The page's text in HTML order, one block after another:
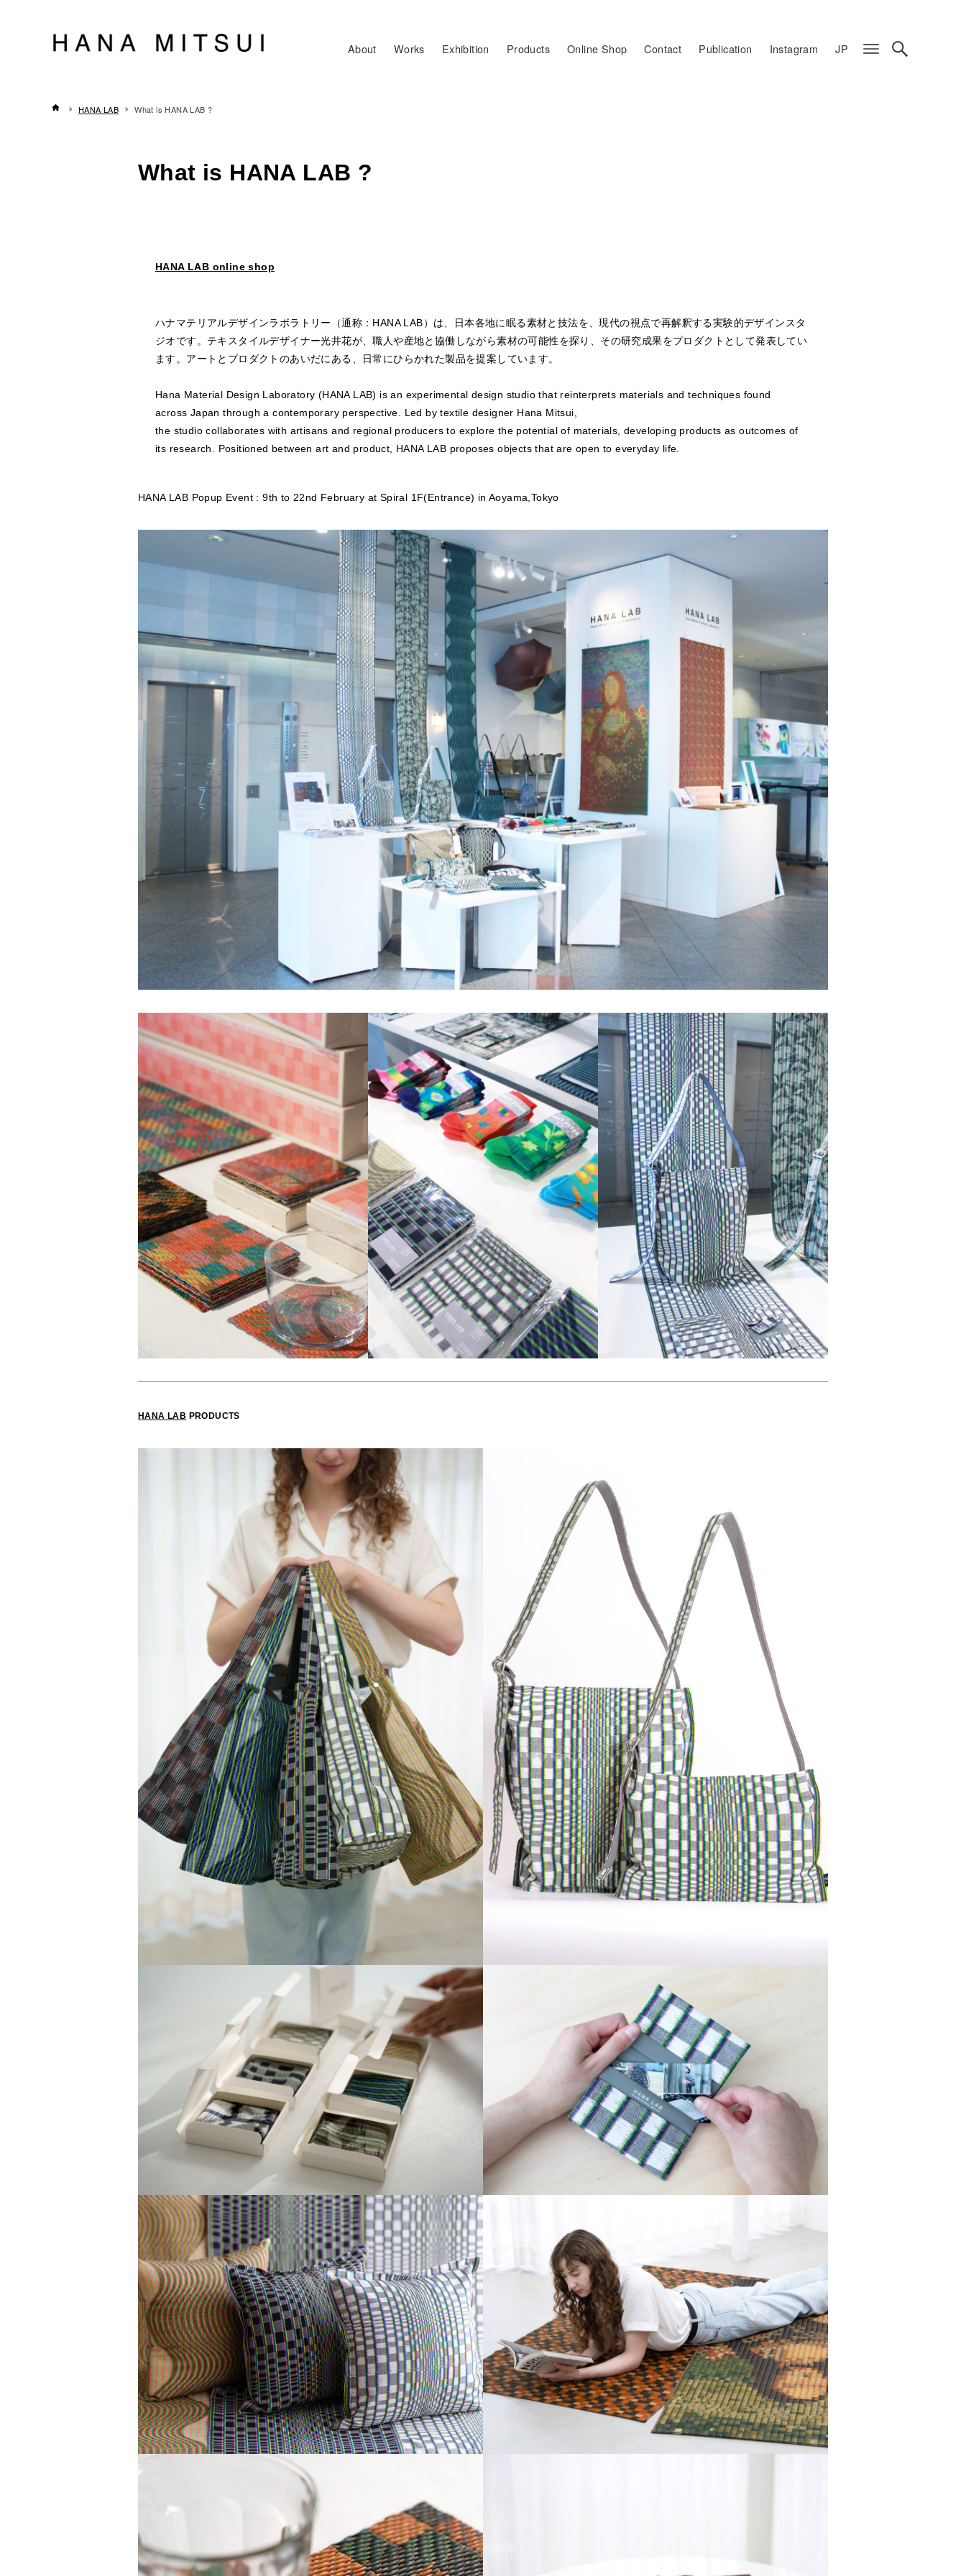
About Works Exhibition Products Online Shop Contact Publication Instagram JP
HANA LAB What is HANA LAB ?
What is HANA LAB ?
HANA LAB online shop
ハナマテリアルデザインラボラトリー（通称：HANA LAB）は、日本各地に眠る素材と技法を、現代の視点で再解釈する実験的デザインスタ
ジオです。テキスタイルデザイナー光井花が、職人や産地と協働しながら素材の可能性を探り、その研究成果をプロダクトとして発表してい
ます。アートとプロダクトのあいだにある、日常にひらかれた製品を提案しています。
Hana Material Design Laboratory (HANA LAB) is an experimental design studio that reinterprets materials and techniques found
across Japan through a contemporary perspective. Led by textile designer Hana Mitsui,
the studio collaborates with artisans and regional producers to explore the potential of materials, developing products as outcomes of
its research. Positioned between art and product, HANA LAB proposes objects that are open to everyday life.
HANA LAB Popup Event : 9th to 22nd February at Spiral 1F(Entrance) in Aoyama,Tokyo
HANA LAB PRODUCTS